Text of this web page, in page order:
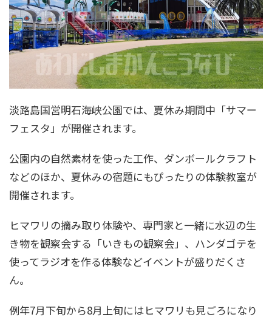
淡路島国営明石海峡公園では、夏休み期間中「サマー
フェスタ」が開催されます。
公園内の自然素材を使った工作、ダンボールクラフト
などのほか、夏休みの宿題にもぴったりの体験教室が
開催されます。
ヒマワリの摘み取り体験や、専門家と一緒に水辺の生
き物を観察会する「いきもの観察会」、ハンダゴテを
使ってラジオを作る体験などイベントが盛りだくさ
ん。
例年7月下旬から8月上旬にはヒマワリも見ごろになり